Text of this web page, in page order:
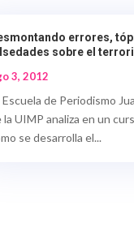
errores,
sobre el
3, 2012
Escuela de Periodismo
la UIMP analiza en un
se desarrolla el...